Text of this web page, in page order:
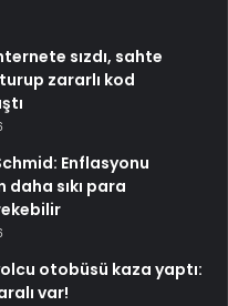
sızdı, sahte
zararlı kod
Enflasyonu
daha sıkı para
otobüsü kaza yaptı:
var!